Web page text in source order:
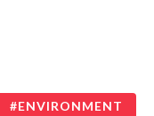
ENVIRONMENT